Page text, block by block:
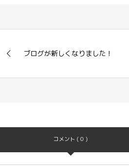
ブログが新しくなりました！
コメント ( 0 )